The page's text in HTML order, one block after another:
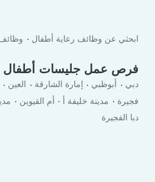
ابحثي عن وظائف رعاية أطفال
فرص عمل جليسات أطفال
دبي أبوظبي إمارة الشارقة العين
فجيرة
مدينة خليفة أ أم القيوين
دبا الفجيرة